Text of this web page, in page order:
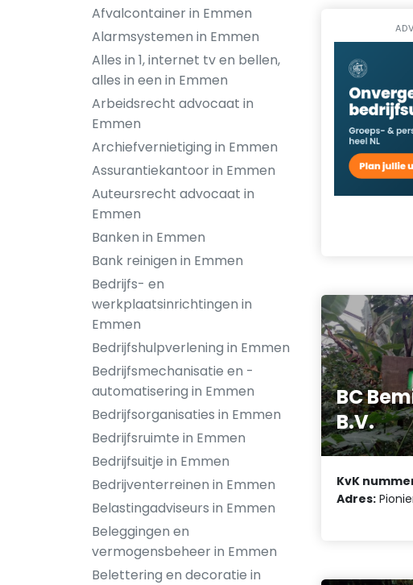
Afvalcontainer in Emmen
Alarmsystemen in Emmen
Alles in 1, internet tv en bellen,
alles in een in Emmen
Arbeidsrecht advocaat in
Emmen
Archiefvernietiging in Emmen
Assurantiekantoor in Emmen
Auteursrecht advocaat in
Emmen
Banken in Emmen
Bank reinigen in Emmen
Bedrijfs- en
werkplaatsinrichtingen in
Emmen
Bedrijfshulpverlening in Emmen
Bedrijfsmechanisatie en -
automatisering in Emmen
Bedrijfsorganisaties in Emmen
Bedrijfsruimte in Emmen
Bedrijfsuitje in Emmen
Bedrijventerreinen in Emmen
Belastingadviseurs in Emmen
Beleggingen en
vermogensbeheer in Emmen
Belettering en decoratie in
BC
B.V.
KvK
Adres: